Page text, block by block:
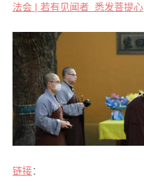
法会 | 若有见闻者 悉发菩提心
链接：